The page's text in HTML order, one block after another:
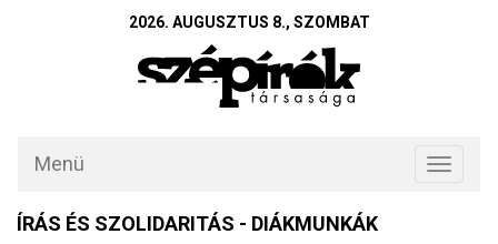
2026. AUGUSZTUS 8., SZOMBAT
Toggle
Menü
ÍRÁS ÉS SZOLIDARITÁS - DIÁKMUNKÁK